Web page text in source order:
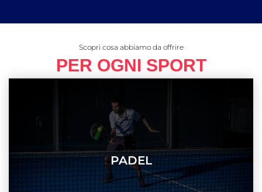
Scopri cosa abbiamo da offrire
PER OGNI SPORT
PADEL